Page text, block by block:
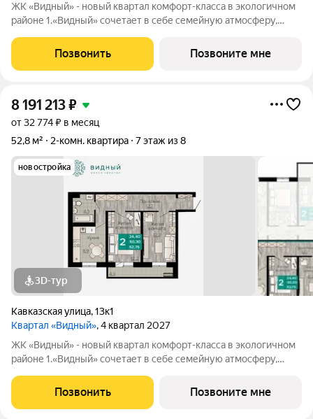
ЖК «Видный» - новый квартал комфорт-класса в экологичном
районе 1.«Видный» сочетает в себе семейную атмосферу,
дома. 2.В шаговой доступности находятся школы, детские
сады, медицинские
Позвонить Позвоните мне
8 191 213₽
от 32 774 ₽ в месяц
52,8 м²
2-комн. квартира 7 этаж из 8
новостройка
3D-тур
Кавказская улица,13к1
Квартал «Видный», 4 квартал 2027
ЖК «Видный» - новый квартал комфорт-класса в экологичном
районе 1.«Видный» сочетает в себе семейную атмосферу,
дома. 2.В шаговой доступности находятся школы, детские
сады, медицинские
Позвонить Позвоните мне